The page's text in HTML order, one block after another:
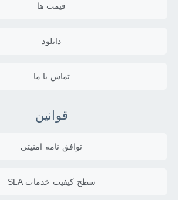
قیمت ها
دانلود
تماس با ما
قوانین
توافق نامه امنیتی
سطح کیفیت خدمات SLA